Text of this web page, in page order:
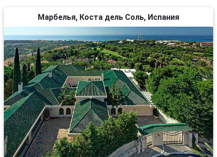
Марбелья, Коста дель Соль, Испания